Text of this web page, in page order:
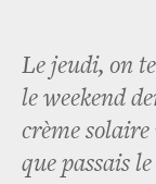
Le jeudi, on
le weekend
crème
que passais